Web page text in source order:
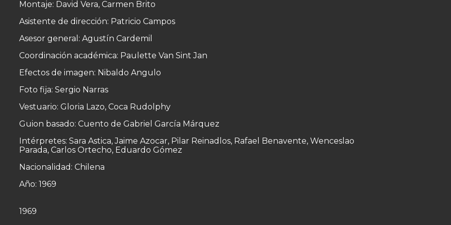
Montaje: David Vera, Carmen Brito
Asistente de dirección: Patricio Campos
Asesor general: Agustín Cardemil
Coordinación académica: Paulette Van Sint Jan
Efectos de imagen: Nibaldo Angulo
Foto fija: Sergio Narras
Vestuario: Gloria Lazo, Coca Rudolphy
Guion basado: Cuento de Gabriel García Márquez
Intérpretes: Sara Astica, Jaime Azocar, Pilar Reinadlos, Rafael Benavente, Wenceslao
Parada, Carlos Ortecho, Eduardo Gómez
Nacionalidad: Chilena
Año: 1969
1969